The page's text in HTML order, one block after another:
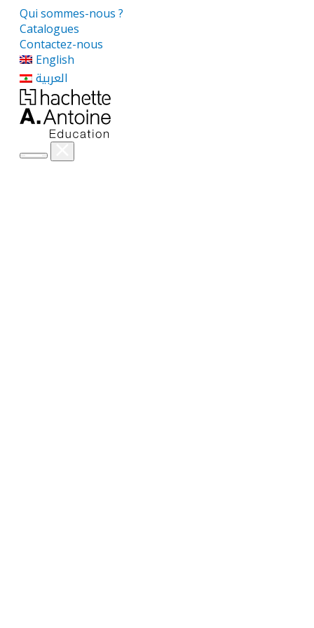
Qui sommes-nous ?
Catalogues
Contactez-nous
English
العربية